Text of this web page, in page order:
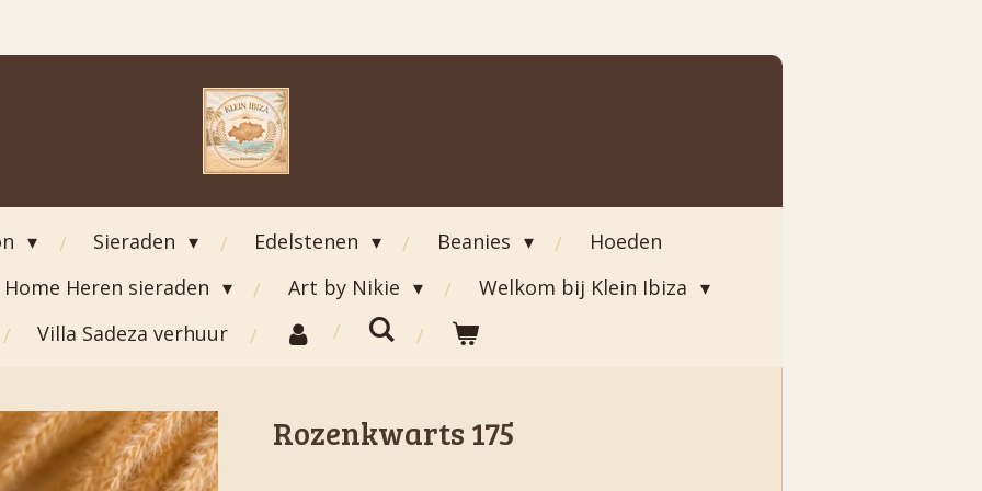
Sieraden Edelstenen Beanies
Hoeden
Home Heren sieraden Art by Nikie
Welkom bij Klein Ibiza
Villa Sadeza verhuur
Rozenkwarts 175